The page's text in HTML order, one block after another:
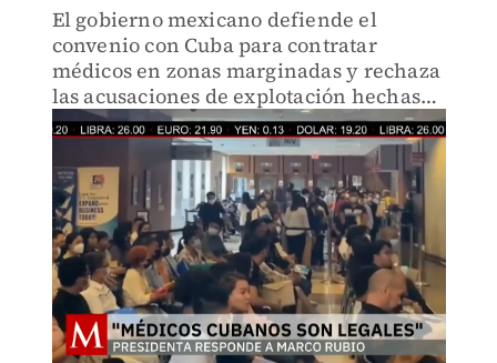
El gobierno mexicano defiende el
convenio con Cuba para contratar
médicos en zonas marginadas y rechaza
las acusaciones de explotación hechas
por Estados Unidos.